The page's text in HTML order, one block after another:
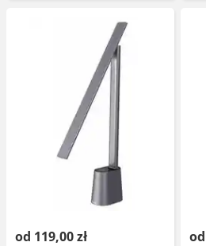
od 119,00 zł